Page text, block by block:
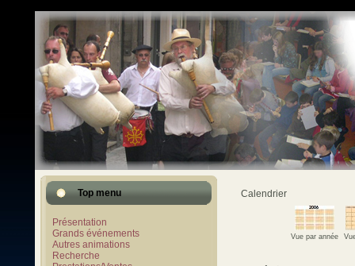
Top menu
Présentation
Grands événements
Autres animations
Recherche
Calendrier
Vue par année